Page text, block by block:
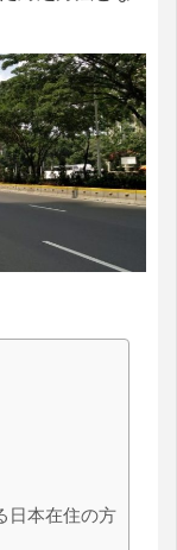
日本在住の方